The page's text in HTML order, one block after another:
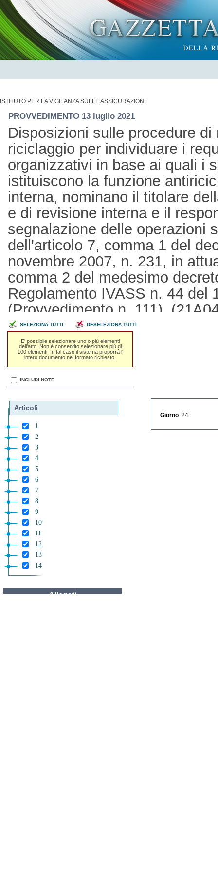
ISTITUTO PER LA VIGILANZA SULLE ASSICURAZIONI
PROVVEDIMENTO 13 luglio 2021
Disposizioni sulle procedure
riciclaggio per individuare i
organizzativi in base ai quali i
istituiscono la funzione
interna, nominano il titolare
e di revisione interna e il
segnalazione delle operazioni
dell'articolo 7, comma 1 del
novembre 2007, n. 231, in
comma 2 del medesimo
Regolamento IVASS n. 44 del
(Provvedimento n. 111).
2021 )
SELEZIONA TUTTI DESELEZIONA TUTTI
E' possibile selezionare uno o piú elementi
dell'atto. Non é consentito selezionare piú di
100 elementi. In tal caso il sistema proporrá l'
intero documento nel formato richiesto.
INCLUDI NOTE
Articoli
1
2
3
4
5
6
7
8
9
10
11
12
13
14
Allegati
Giorno : 24